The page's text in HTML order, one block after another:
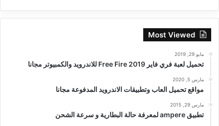
Most Viewed
مايو 29, 2019
تحميل لعبة فري فاير Free Fire 2019 للاندرويد والكمبيوتر مجانا
مارس 5, 2020
مواقع تحميل العاب وتطبيقات الاندرويد المدفوعة مجانا
مارس 29, 2015
تطبيق ampere لمعرفة حالة البطارية و سرعة الشحن